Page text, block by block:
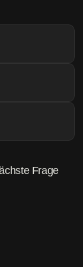
Frage